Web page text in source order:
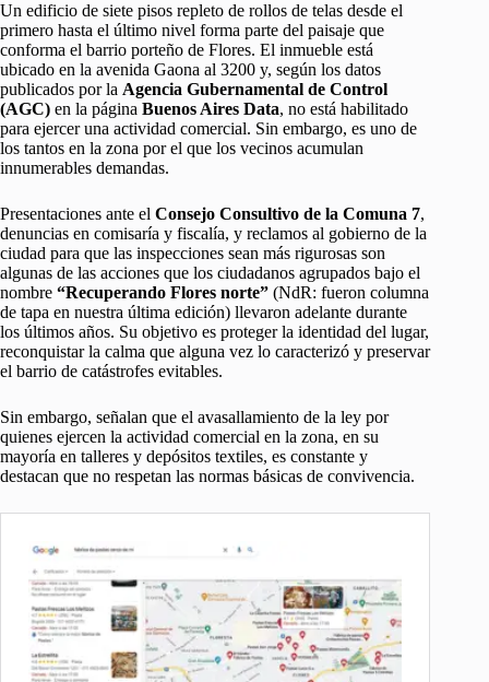
Un edificio de siete pisos repleto de rollos de telas desde el
primero hasta el último nivel forma parte del paisaje que
conforma el barrio porteño de Flores. El inmueble está
ubicado en la avenida Gaona al 3200 y, según los datos
publicados por la Agencia Gubernamental de Control
(AGC) en la página Buenos Aires Data, no está habilitado
para ejercer una actividad comercial. Sin embargo, es uno de
los tantos en la zona por el que los vecinos acumulan
innumerables demandas.
Presentaciones ante el Consejo Consultivo de la Comuna 7,
denuncias en comisaría y fiscalía, y reclamos al gobierno de la
ciudad para que las inspecciones sean más rigurosas son
algunas de las acciones que los ciudadanos agrupados bajo el
nombre “Recuperando Flores norte” (NdR: fueron columna
de tapa en nuestra última edición) llevaron adelante durante
los últimos años. Su objetivo es proteger la identidad del lugar,
reconquistar la calma que alguna vez lo caracterizó y preservar
el barrio de catástrofes evitables.
Sin embargo, señalan que el avasallamiento de la ley por
quienes ejercen la actividad comercial en la zona, en su
mayoría en talleres y depósitos textiles, es constante y
destacan que no respetan las normas básicas de convivencia.